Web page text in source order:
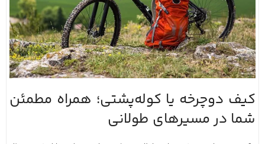
کیف دوچرخه یا کوله‌پشتی؛ همراه مطمئن
شما در مسیرهای طولانی